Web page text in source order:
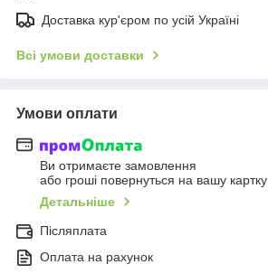
Доставка кур'єром по усій Україні
Всі умови доставки
Умови оплати
Ви отримаєте замовлення
або гроші повернуться на вашу картку
Детальніше
Післяплата
Оплата на рахунок